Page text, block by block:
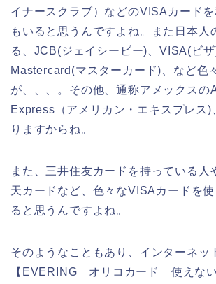
イナースクラブ）などのVISAカードを
もいると思うんですよね。また日本人
る、JCB(ジェイシービー)、VISA(ビザ)
Mastercard(マスターカード)、など色
が、、、。その他、通称アメックスの
Express（アメリカン・エキスプレス)
りますからね。
また、三井住友カードを持っている人
天カードなど、色々なVISAカードを
ると思うんですよね。
そのようなこともあり、インターネッ
【EVERING オリコカード 使えな